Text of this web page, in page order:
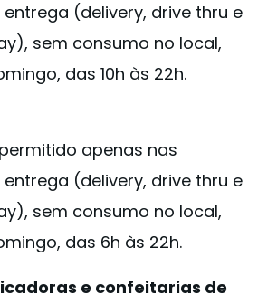
(delivery, drive thru e
sem consumo no local,
das 10h às 22h.
apenas nas
(delivery, drive thru e
sem consumo no local,
das 6h às 22h.
e confeitarias de